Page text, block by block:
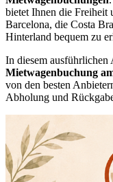
bietet Ihnen die Freiheit
Barcelona, die Costa
Hinterland bequem zu
In diesem ausführlichen
Mietwagenbuchung
von den besten
Abholung und